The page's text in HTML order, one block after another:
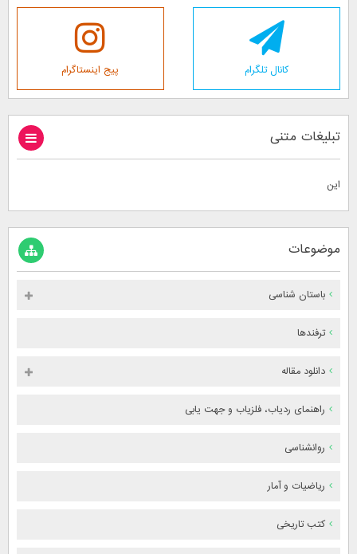
کانال تلگرام پیج اینستاگرام
تبلیغات متنی
این
موضوعات
باستان شناسی
ترفندها
دانلود مقاله
راهنمای ردیاب، فلزیاب و جهت یابی
روانشناسی
ریاضیات و آمار
کتب تاریخی